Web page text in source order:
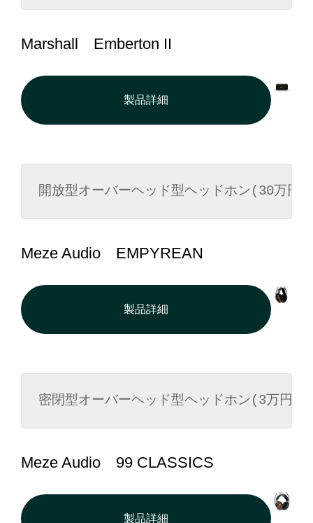
Marshall Emberton II
製品詳細
開放型オーバーヘッド型ヘッドホン(30万円
Meze Audio EMPYREAN
製品詳細
密閉型オーバーヘッド型ヘッドホン(3万円以
Meze Audio 99 CLASSICS
製品詳細